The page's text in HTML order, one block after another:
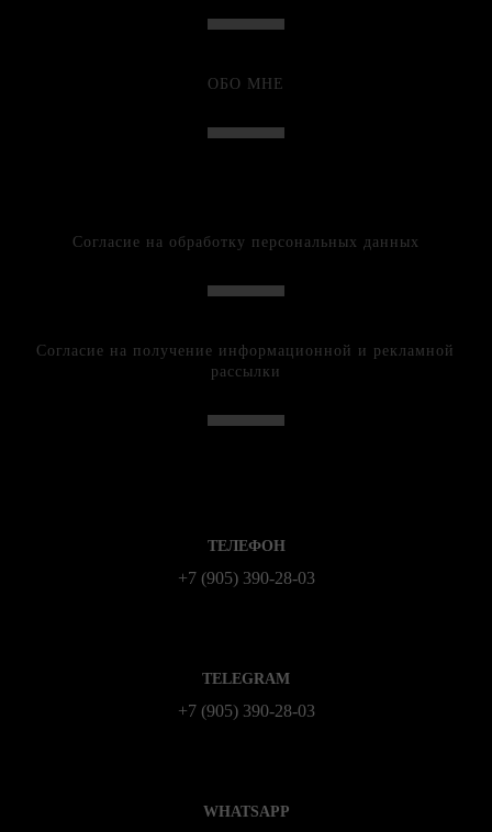
ОБО МНЕ
Согласие на обработку персональных данных
Согласие на получение информационной и рекламной
рассылки
ТЕЛЕФОН
+7 (905) 390-28-03
TELEGRAM
+7 (905) 390-28-03
WHATSAPP